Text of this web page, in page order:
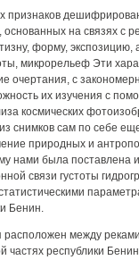
признаков
основанных на связях с
форму,
микрорельеф Эти
очертания, с
их изучения с
космических
снимков сам по себе
природных и
нами была поставлена
связи густоты
Бенин.
расположен между
частях республики